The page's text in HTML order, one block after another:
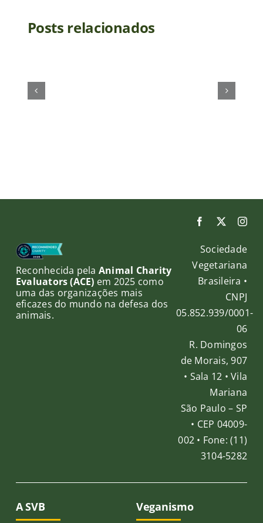
Posts relacionados
Tofu
Reconhecida pela Animal Charity
Evaluators (ACE) em 2025 como
uma das organizações mais
eficazes do mundo na defesa dos
animais.
Sociedade
Vegetariana
Brasileira •
CNPJ
05.852.939/0001-
06
R. Domingos
de Morais, 907
• Sala 12 • Vila
Mariana
São Paulo – SP
• CEP 04009-
002 • Fone: (11)
3104-5282
A SVB Veganismo